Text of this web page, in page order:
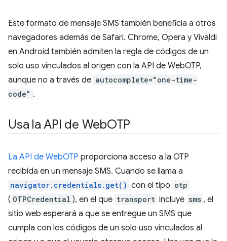
Este formato de mensaje SMS también beneficia a otros
navegadores además de Safari. Chrome, Opera y Vivaldi
en Android también admiten la regla de códigos de un
solo uso vinculados al origen con la API de WebOTP,
aunque no a través de autocomplete="one-time-
code" .
Usa la API de WebOTP
La API de WebOTP proporciona acceso a la OTP
recibida en un mensaje SMS. Cuando se llama a
navigator.credentials.get() con el tipo otp
( OTPCredential ), en el que transport incluye sms , el
sitio web esperará a que se entregue un SMS que
cumpla con los códigos de un solo uso vinculados al